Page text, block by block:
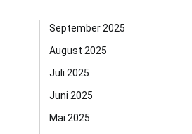
September 2025
August 2025
Juli 2025
Juni 2025
Mai 2025